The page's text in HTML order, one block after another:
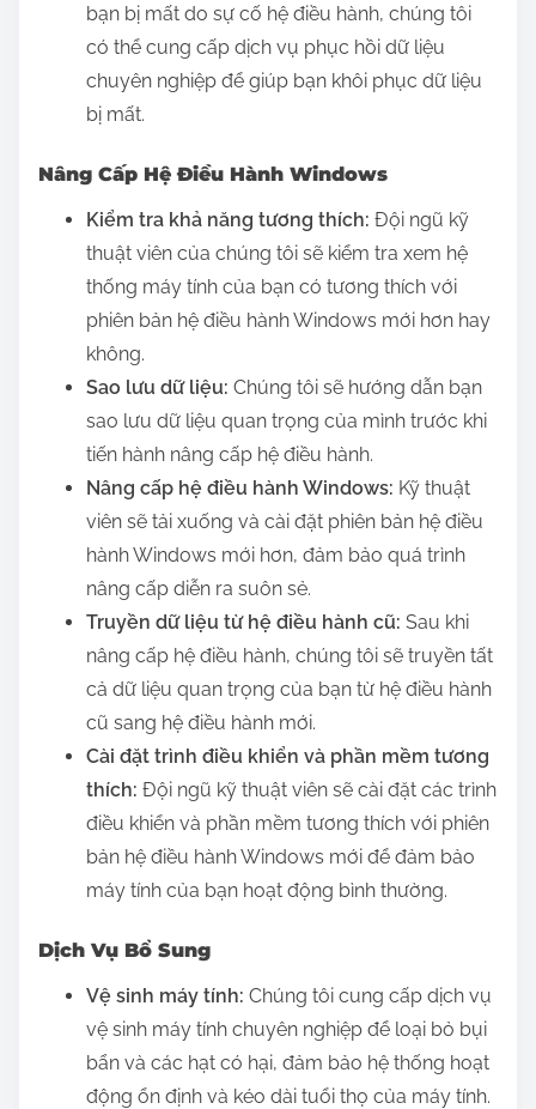
bạn bị mất do sự cố hệ điều hành, chúng tôi
có thể cung cấp dịch vụ phục hồi dữ liệu
chuyên nghiệp để giúp bạn khôi phục dữ liệu
bị mất.
Nâng Cấp Hệ Điều Hành Windows
Kiểm tra khả năng tương thích: Đội ngũ kỹ
thuật viên của chúng tôi sẽ kiểm tra xem hệ
thống máy tính của bạn có tương thích với
phiên bản hệ điều hành Windows mới hơn hay
không.
Sao lưu dữ liệu: Chúng tôi sẽ hướng dẫn bạn
sao lưu dữ liệu quan trọng của mình trước khi
tiến hành nâng cấp hệ điều hành.
Nâng cấp hệ điều hành Windows: Kỹ thuật
viên sẽ tải xuống và cài đặt phiên bản hệ điều
hành Windows mới hơn, đảm bảo quá trình
nâng cấp diễn ra suôn sẻ.
Truyền dữ liệu từ hệ điều hành cũ: Sau khi
nâng cấp hệ điều hành, chúng tôi sẽ truyền tất
cả dữ liệu quan trọng của bạn từ hệ điều hành
cũ sang hệ điều hành mới.
Cài đặt trình điều khiển và phần mềm tương
thích: Đội ngũ kỹ thuật viên sẽ cài đặt các trình
điều khiển và phần mềm tương thích với phiên
bản hệ điều hành Windows mới để đảm bảo
máy tính của bạn hoạt động bình thường.
Dịch Vụ Bổ Sung
Vệ sinh máy tính: Chúng tôi cung cấp dịch vụ
vệ sinh máy tính chuyên nghiệp để loại bỏ bụi
bẩn và các hạt có hại, đảm bảo hệ thống hoạt
động ổn định và kéo dài tuổi thọ của máy tính.